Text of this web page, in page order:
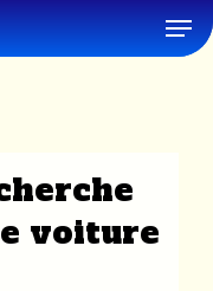
voiture